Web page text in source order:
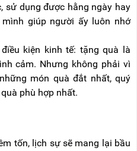
sử dụng được hằng ngày hay
giúp người ấy luôn nhớ
kiện kinh tế: tặng quà là
cảm. Nhưng không phải vì
món quà đắt nhất, quý
phù hợp nhất.
tốn, lịch sự sẽ mang lại bầu